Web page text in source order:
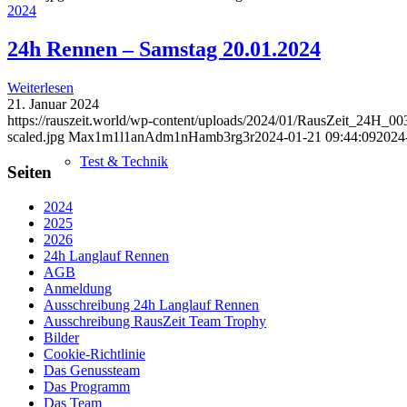
Test & Technik
2024
24h Rennen – Samstag 20.01.2024
Weiterlesen
21. Januar 2024
https://rauszeit.world/wp-content/uploads/2024/01/
scaled.jpg Max1m1l1anAdm1nHamb3rg3r2024-01-21 09:44:09
Seiten
2024
2025
2026
24h Langlauf Rennen
AGB
Anmeldung
Ausschreibung 24h Langlauf Rennen
Ausschreibung RausZeit Team Trophy
Bilder
Cookie-Richtlinie
Das Genussteam
Das Programm
Das Team